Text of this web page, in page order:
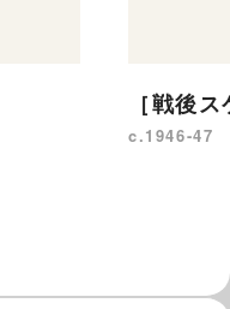
［戦後
c.1946-47